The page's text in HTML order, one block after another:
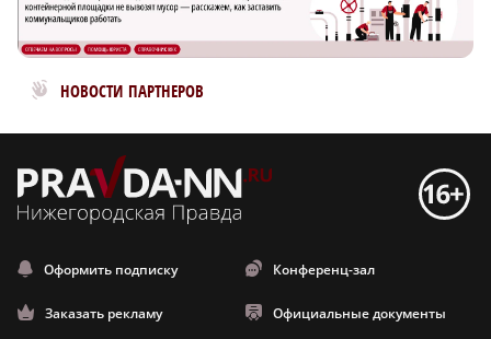
НОВОСТИ ПАРТНЕРОВ
Новости МирТесен
Оформить подписку Конференц-зал
Заказать рекламу Официальные документы